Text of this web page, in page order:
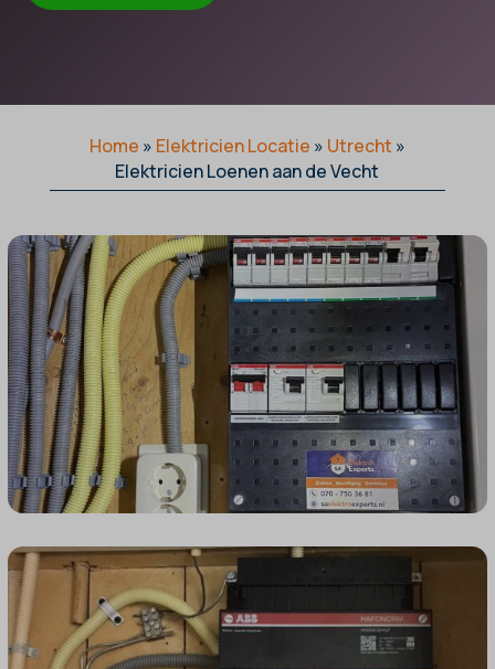
Home » Elektricien Locatie » Utrecht »
Elektricien Loenen aan de Vecht